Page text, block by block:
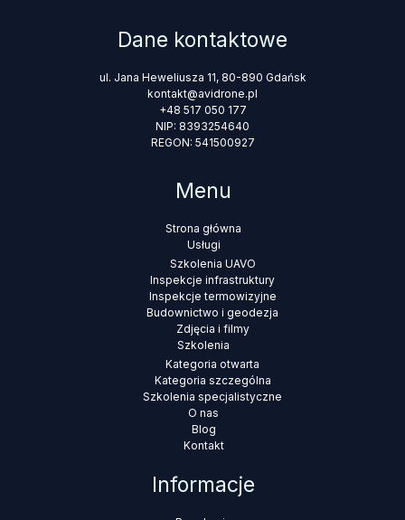
Dane kontaktowe
ul. Jana Heweliusza 11, 80-890 Gdańsk
kontakt@avidrone.pl
+48 517 050 177
NIP: 8393254640
REGON: 541500927
Menu
Strona główna
Usługi
Szkolenia UAVO
Inspekcje infrastruktury
Inspekcje termowizyjne
Budownictwo i geodezja
Zdjęcia i filmy
Szkolenia
Kategoria otwarta
Kategoria szczególna
Szkolenia specjalistyczne
O nas
Blog
Kontakt
Informacje